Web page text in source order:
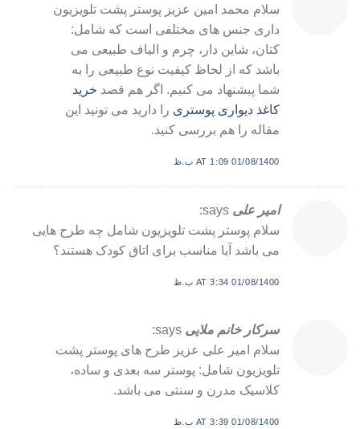
سلام محمد امین عزیز پوستر پشت تلویزیون
داری جنس های مختلفی است که شامل:
کتان، شاین دار، چرم و الیاف طبیعی می
باشد که از لحاظ کیفیت نوع طبیعی را به
شما پبشنهاد می کنیم. اگر هم قصد خرید
کاغذ دیواری پوستری را دارید می تونید این
مقاله را هم بررسی کنید.
01/08/1400 AT 1:09 ب.ظ
امیر علی says:
سلام پوستر پشت تلویزیون شامل چه طرح هایی
می باشد آیا مناسب برای اتاق کودک هستند؟
01/08/1400 AT 3:34 ب.ظ
سرکار خانم ملایی says:
سلام امیر علی عزیز طرح های پوستر پشت
تلویزیون شامل: پوستر سه بعدی و ساده،
کلاسیک مدرن و سنتی می باشد.
01/08/1400 AT 3:39 ب.ظ